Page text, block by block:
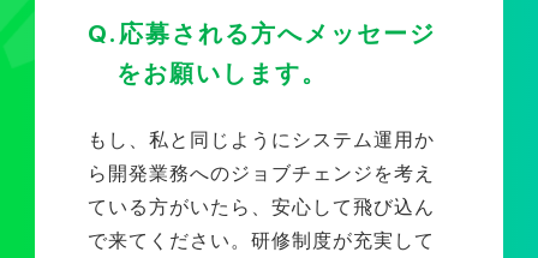
Q.応募される方へメッセージ
をお願いします。
もし、私と同じようにシステム運用か
ら開発業務へのジョブチェンジを考え
ている方がいたら、安心して飛び込ん
で来てください。研修制度が充実して